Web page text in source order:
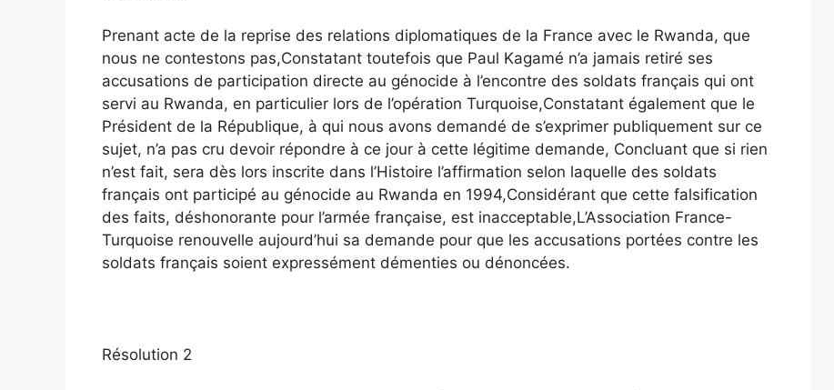
Prenant acte de la reprise des relations diplomatiques de la France avec le Rwanda, que
nous ne contestons pas,Constatant toutefois que Paul Kagamé n’a jamais retiré ses
accusations de participation directe au génocide à l’encontre des soldats français qui ont
servi au Rwanda, en particulier lors de l’opération Turquoise,Constatant également que le
Président de la République, à qui nous avons demandé de s’exprimer publiquement sur ce
sujet, n’a pas cru devoir répondre à ce jour à cette légitime demande, Concluant que si rien
n’est fait, sera dès lors inscrite dans l’Histoire l’affirmation selon laquelle des soldats
français ont participé au génocide au Rwanda en 1994,Considérant que cette falsification
des faits, déshonorante pour l’armée française, est inacceptable,L’Association France-
Turquoise renouvelle aujourd’hui sa demande pour que les accusations portées contre les
soldats français soient expressément démenties ou dénoncées.
Résolution 2